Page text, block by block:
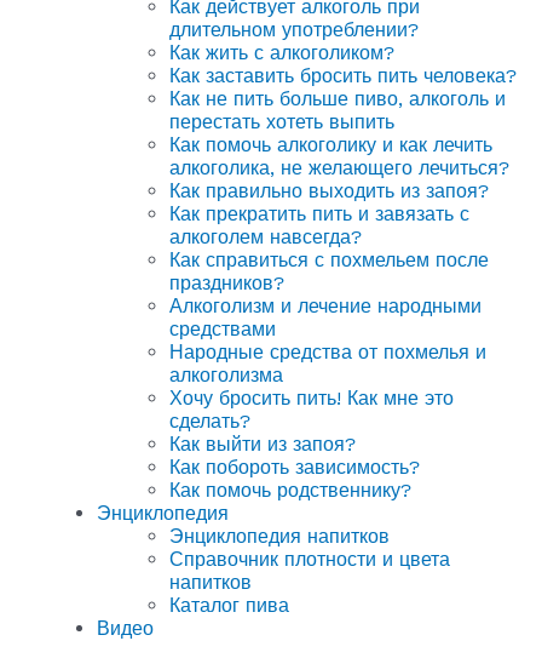
Как действует алкоголь при
длительном употреблении?
Как жить с алкоголиком?
Как заставить бросить пить человека?
Как не пить больше пиво, алкоголь и
перестать хотеть выпить
Как помочь алкоголику и как лечить
алкоголика, не желающего лечиться?
Как правильно выходить из запоя?
Как прекратить пить и завязать с
алкоголем навсегда?
Как справиться с похмельем после
праздников?
Алкоголизм и лечение народными
средствами
Народные средства от похмелья и
алкоголизма
Хочу бросить пить! Как мне это
сделать?
Как выйти из запоя?
Как побороть зависимость?
Как помочь родственнику?
Энциклопедия
Энциклопедия напитков
Справочник плотности и цвета
напитков
Каталог пива
Видео